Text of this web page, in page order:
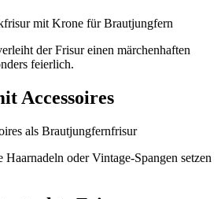
der Frisur einen märchenhaften
feierlich.
Accessoires
Haarnadeln oder Vintage-Spangen setzen